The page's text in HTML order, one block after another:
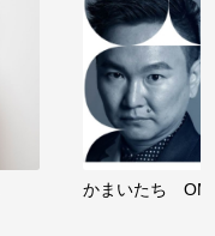
かまいたち